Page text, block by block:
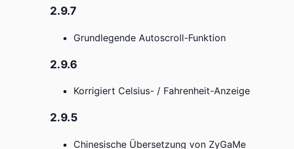
2.9.7
Grundlegende Autoscroll-Funktion
2.9.6
Korrigiert Celsius- / Fahrenheit-Anzeige
2.9.5
Chinesische Übersetzung von ZyGaMe